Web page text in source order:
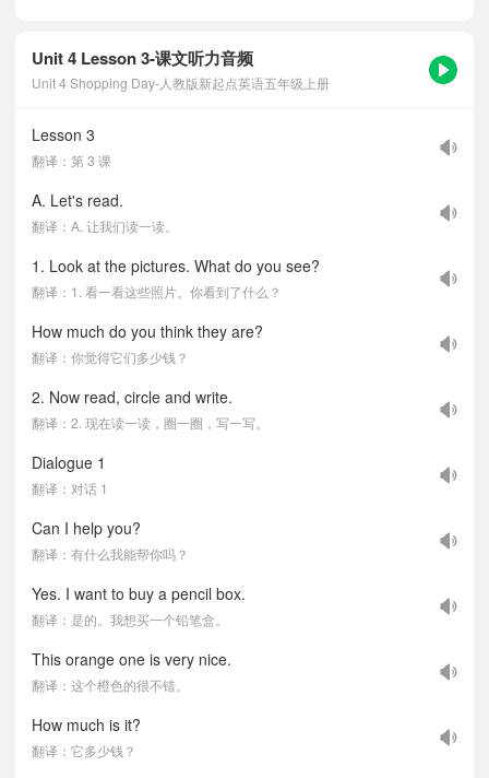
Unit 4 Lesson 3-课文听力音频
Unit 4 Shopping Day-人教版新起点英语五年级上册
Lesson 3
翻译：第 3 课
A. Let's read.
翻译：A. 让我们读一读。
1. Look at the pictures. What do you see?
翻译：1. 看一看这些照片。你看到了什么？
How much do you think they are?
翻译：你觉得它们多少钱？
2. Now read, circle and write.
翻译：2. 现在读一读，圈一圈，写一写。
Dialogue 1
翻译：对话 1
Can I help you?
翻译：有什么我能帮你吗？
Yes. I want to buy a pencil box.
翻译：是的。我想买一个铅笔盒。
This orange one is very nice.
翻译：这个橙色的很不错。
How much is it?
翻译：它多少钱？